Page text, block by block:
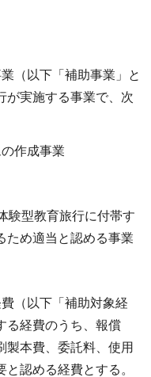
（以下「補助事業」と
が実施する事業で、次
作成事業
験型教育旅行に付帯す
ため適当と認める事業
（以下「補助対象経
る経費のうち、報償
製本費、委託料、使用
認める経費とする。